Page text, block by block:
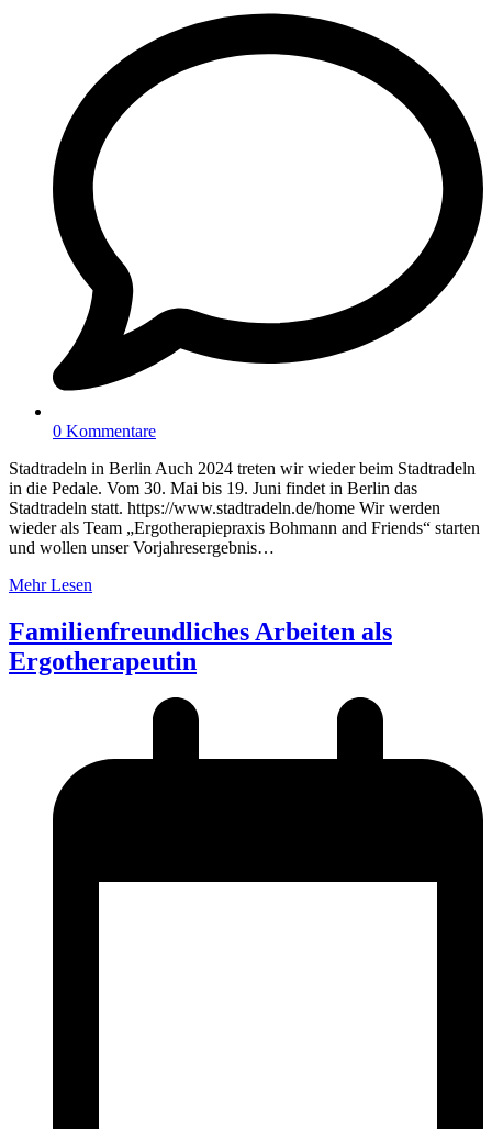
0 Kommentare
Stadtradeln in Berlin Auch 2024 treten wir wieder beim Stadtradeln
in die Pedale. Vom 30. Mai bis 19. Juni findet in Berlin das
Stadtradeln statt. https://www.stadtradeln.de/home Wir werden
wieder als Team „Ergotherapiepraxis Bohmann and Friends“ starten
und wollen unser Vorjahresergebnis…
Mehr Lesen
Familienfreundliches Arbeiten als
Ergotherapeutin